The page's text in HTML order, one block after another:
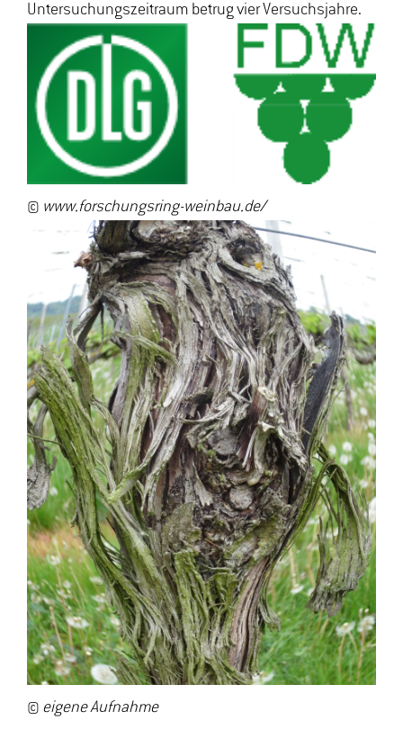
Untersuchungszeitraum betrug vier Versuchsjahre.
© www.forschungsring-weinbau.de/
© eigene Aufnahme